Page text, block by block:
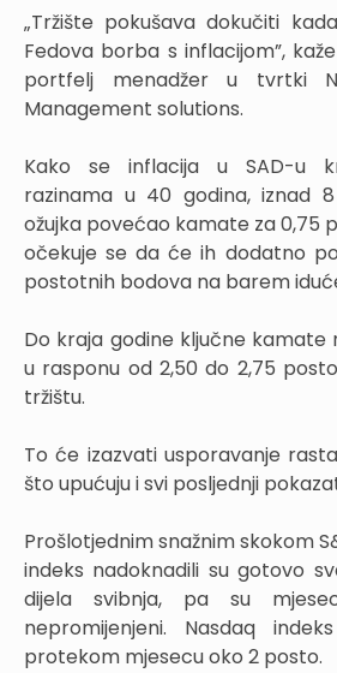
„Tržište pokušava dokučiti
Fedova borba s inflacijom”,
portfelj menadžer u tvrtki
Management solutions.
Kako se inflacija u SAD-u
razinama u 40 godina, iznad
ožujka povećao kamate za 0,75
očekuje se da će ih dodatno
postotnih bodova na barem
Do kraja godine ključne
u rasponu od 2,50 do 2,75
tržištu.
To će izazvati usporavanje
što upućuju i svi posljednji
Prošlotjednim snažnim skokom
indeks nadoknadili su gotovo
dijela svibnja, pa su
nepromijenjeni. Nasdaq
protekom mjesecu oko 2 posto.